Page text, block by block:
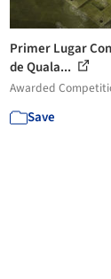
Primer Lugar
de Quala...
Awarded
Save